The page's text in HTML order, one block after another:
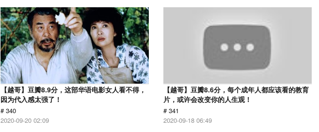
【越哥】豆瓣8.9分，这部华语电影女人看不得，
因为代入感太强了！
# 340
2020-09-20 02:09
【越哥】豆瓣8.6分，每个成年人都应该看的教育
片，或许会改变你的人生观！
# 341
2020-09-18 06:49